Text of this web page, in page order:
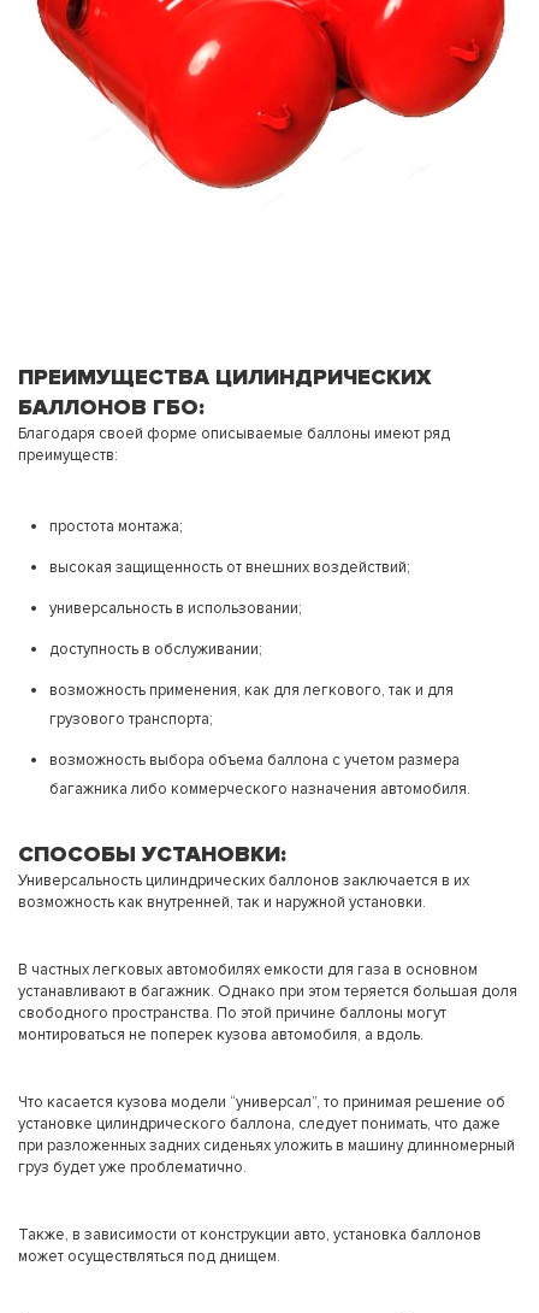
ПРЕИМУЩЕСТВА ЦИЛИНДРИЧЕСКИХ
БАЛЛОНОВ ГБО:
Благодаря своей форме описываемые баллоны имеют ряд
преимуществ:
простота монтажа;
высокая защищенность от внешних воздействий;
универсальность в использовании;
доступность в обслуживании;
возможность применения, как для легкового, так и для
грузового транспорта;
возможность выбора объема баллона с учетом размера
багажника либо коммерческого назначения автомобиля.
СПОСОБЫ УСТАНОВКИ:
Универсальность цилиндрических баллонов заключается в их
возможность как внутренней, так и наружной установки.
В частных легковых автомобилях емкости для газа в основном
устанавливают в багажник. Однако при этом теряется большая доля
свободного пространства. По этой причине баллоны могут
монтироваться не поперек кузова автомобиля, а вдоль.
Что касается кузова модели “универсал”, то принимая решение об
установке цилиндрического баллона, следует понимать, что даже
при разложенных задних сиденьях уложить в машину длинномерный
груз будет уже проблематично.
Также, в зависимости от конструкции авто, установка баллонов
может осуществляться под днищем.